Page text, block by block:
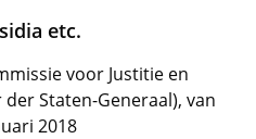
etc.
voor Justitie en
Staten-Generaal), van
2018